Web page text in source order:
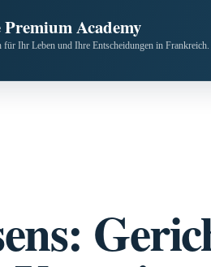
Academy
für Ihr Leben und Ihre Entscheidungen in Frankreich.